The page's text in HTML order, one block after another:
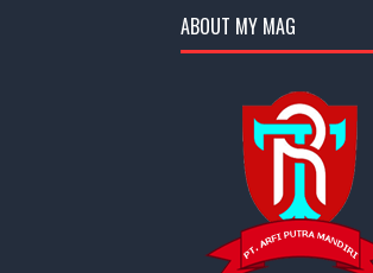
ABOUT MY MAG